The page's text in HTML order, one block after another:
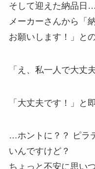
そして迎えた納品日
メーカーさんから「
お願いします！」との
「え、私一人で大丈
「大丈夫です！」と
…ホントに？？ ピラ
いんですけど？
ちょっと不安に思い